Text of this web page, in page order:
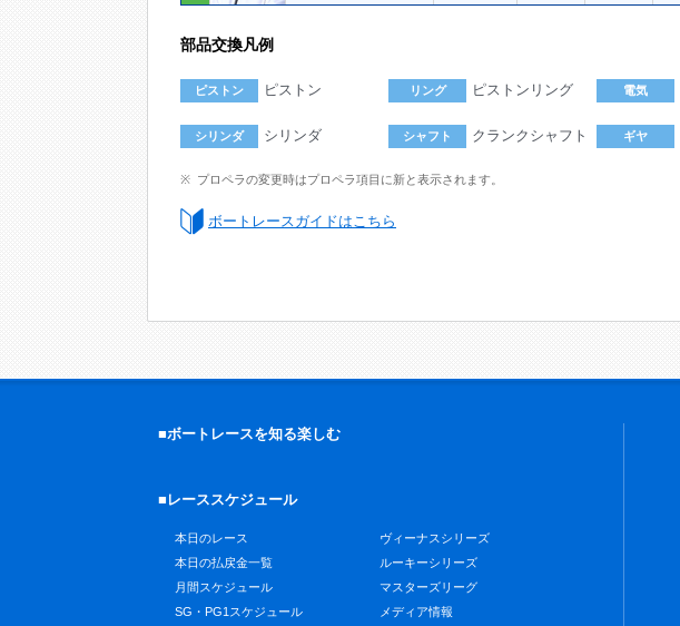
部品交換凡例
ピストン ピストン リング ピストンリング 電気
シリンダ シリンダ シャフト クランクシャフト ギヤ
プロペラの変更時はプロペラ項目に新と表示されます。
ボートレースガイドはこちら
■ボートレースを知る楽しむ
■レーススケジュール
本日のレース
本日の払戻金一覧
月間スケジュール
SG・PG1スケジュール
ヴィーナスシリーズ
ルーキーシリーズ
マスターズリーグ
メディア情報